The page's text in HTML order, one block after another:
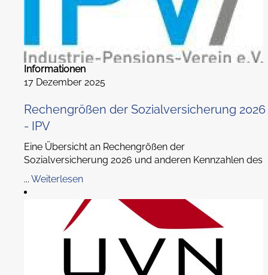
Informationen
17 Dezember 2025
Rechengrößen der Sozialversicherung 2026
- IPV
Eine Übersicht an Rechengrößen der
Sozialversicherung 2026 und anderen Kennzahlen des
... Weiterlesen